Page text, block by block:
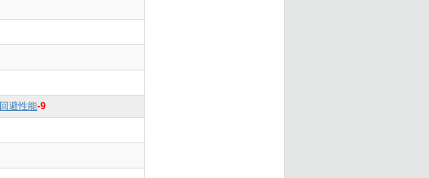
回避性能-9